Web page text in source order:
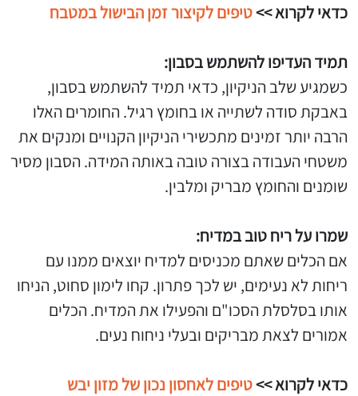
כדאי לקרוא >>טיפים לקיצור זמן הבישול במטבח
תמיד העדיפו להשתמש בסבון:
כשמגיע שלב הניקיון, כדאי תמיד להשתמש בסבון,
באבקת סודה לשתייה או בחומץ רגיל. החומרים האלו
הרבה יותר זמינים מתכשירי הניקיון הקנויים ומנקים את
משטחי העבודה בצורה טובה באותה המידה. הסבון מסיר
שומנים והחומץ מבריק ומלבין.
שמרו על ריח טוב במדיח:
אם הכלים שאתם מכניסים למדיח יוצאים ממנו עם
ריחות לא נעימים, יש לכך פתרון. קחו לימון סחוט, הניחו
אותו בסלסלת הסכו"ם והפעילו את המדיח. הכלים
אמורים לצאת מבריקים ובעלי ניחוח נעים.
כדאי לקרוא >>טיפים לאחסון נכון של מזון יבש